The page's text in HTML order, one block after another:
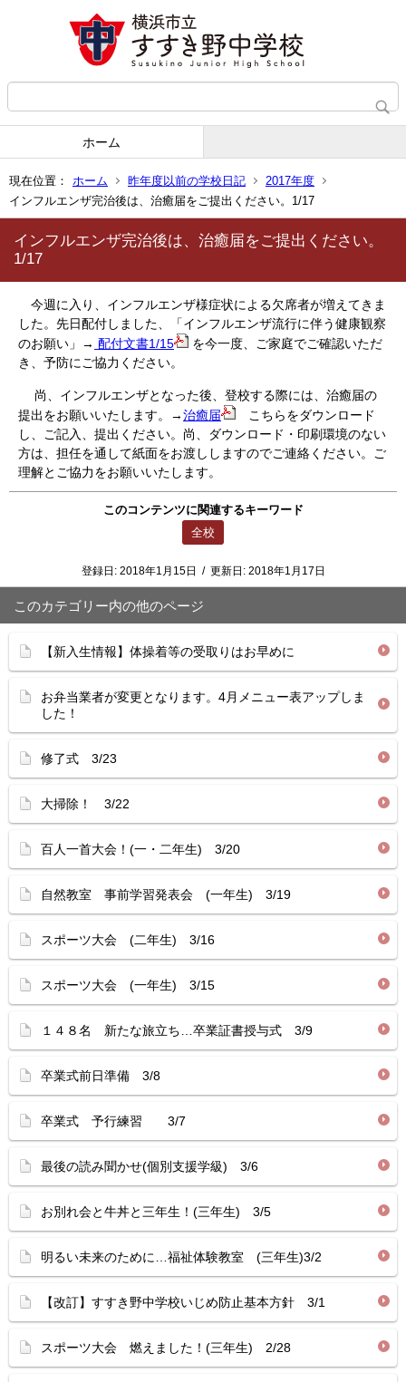
ホーム
現在位置： ホーム 昨年度以前の学校日記
2017年度
インフルエンザ完治後は、治癒届をご提出ください。1/17
インフルエンザ完治後は、治癒届をご提出ください。
1/17
今週に入り、インフルエンザ様症状による欠席者が増えてきま
した。先日配付しました、「インフルエンザ流行に伴う健康観察
のお願い」→ 配付文書1/15
を今一度、ご家庭でご確認いただ
き、予防にご協力ください。
尚、インフルエンザとなった後、登校する際には、治癒届の
提出をお願いいたします。→治癒届
こちらをダウンロード
し、ご記入、提出ください。尚、ダウンロード・印刷環境のない
方は、担任を通して紙面をお渡ししますのでご連絡ください。ご
理解とご協力をお願いいたします。
このコンテンツに関連するキーワード
全校
登録日: 2018年1月15日 / 更新日: 2018年1月17日
このカテゴリー内の他のページ
【新入生情報】体操着等の受取りはお早めに
お弁当業者が変更となります。4月メニュー表アップしま
した！
修了式 3/23
大掃除！ 3/22
百人一首大会！(一・二年生) 3/20
自然教室 事前学習発表会 (一年生) 3/19
スポーツ大会 (二年生) 3/16
スポーツ大会 (一年生) 3/15
１４８名 新たな旅立ち…卒業証書授与式 3/9
卒業式前日準備 3/8
卒業式 予行練習 3/7
最後の読み聞かせ(個別支援学級) 3/6
お別れ会と牛丼と三年生！(三年生) 3/5
明るい未来のために…福祉体験教室 (三年生)3/2
【改訂】すすき野中学校いじめ防止基本方針 3/1
スポーツ大会 燃えました！(三年生) 2/28